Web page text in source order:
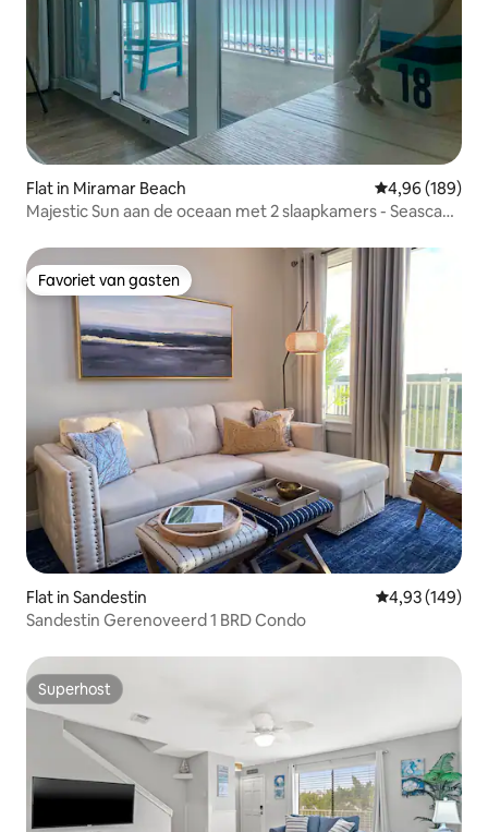
Flat in Miramar Beach Gemiddelde
4,96 (189)
Majestic Sun aan de oceaan met 2 slaapkamers - Seascape
Favoriet van gasten
Favoriet van gasten
Flat in Sandestin Gemiddelde
4,93 (149)
Sandestin Gerenoveerd 1 BRD Condo
Superhost
Superhost